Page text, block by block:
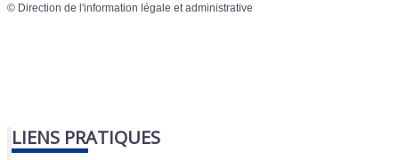
© Direction de l'information légale et administrative
LIENS PRATIQUES